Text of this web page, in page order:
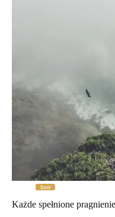
Inne
Każde spełnione